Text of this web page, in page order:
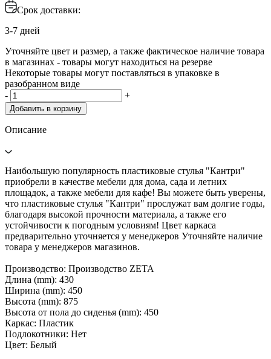
Срок доставки:
3-7 дней
Уточняйте цвет и размер, а также фактическое наличие товара
в магазинах - товары могут находиться на резерве
Некоторые товары могут поставляться в упаковке в
разобранном виде
-
+
Добавить в корзину
Описание
Наибольшую популярность пластиковые стулья "Кантри"
приобрели в качестве мебели для дома, сада и летних
площадок, а также мебели для кафе! Вы можете быть уверены,
что пластиковые стулья "Кантри" прослужат вам долгие годы,
благодаря высокой прочности материала, а также его
устойчивости к погодным условиям! Цвет каркаса
предварительно уточняется у менеджеров Уточняйте наличие
товара у менеджеров магазинов.
Производство: Производство ZETA
Длина (mm): 430
Ширина (mm): 450
Высота (mm): 875
Высота от пола до сиденья (mm): 450
Каркас: Пластик
Подлокотники: Нет
Цвет: Белый